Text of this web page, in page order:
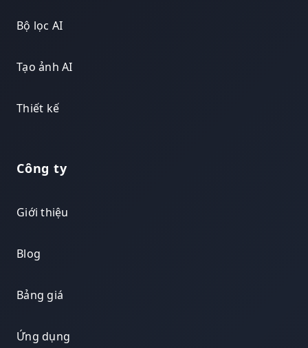
Bộ lọc AI
Tạo ảnh AI
Thiết kế
Công ty
Giới thiệu
Blog
Bảng giá
Ứng dụng